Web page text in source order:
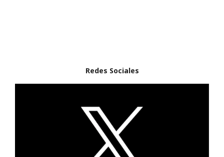
Redes Sociales